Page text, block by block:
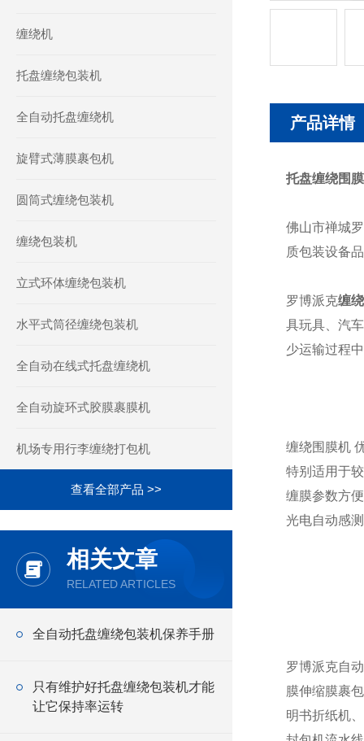
缠绕机
托盘缠绕包装机
全自动托盘缠绕机
旋臂式薄膜裹包机
圆筒式缠绕包装机
缠绕包装机
立式环体缠绕包装机
水平式筒径缠绕包装机
全自动在线式托盘缠绕机
全自动旋环式胶膜裹膜机
机场专用行李缠绕打包机
查看全部产品 >>
相关文章
RELATED ARTICLES
全自动托盘缠绕包装机保养手册
只有维护好托盘缠绕包装机才能
让它保持率运转
产品详情
托盘缠绕围
佛山市禅城
质包装设备
罗博派克缠
具玩具、汽
少运输过程
缠绕围膜机
特别适用于
缠膜参数方
光电自动感
罗博派克自
膜伸缩膜裹
明书折纸机